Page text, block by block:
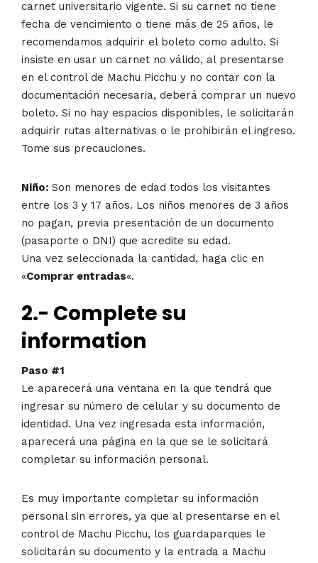
carnet universitario vigente. Si su carnet no tiene
fecha de vencimiento o tiene más de 25 años, le
recomendamos adquirir el boleto como adulto. Si
insiste en usar un carnet no válido, al presentarse
en el control de Machu Picchu y no contar con la
documentación necesaria, deberá comprar un nuevo
boleto. Si no hay espacios disponibles, le solicitarán
adquirir rutas alternativas o le prohibirán el ingreso.
Tome sus precauciones.
Niño: Son menores de edad todos los visitantes
entre los 3 y 17 años. Los niños menores de 3 años
no pagan, previa presentación de un documento
(pasaporte o DNI) que acredite su edad.
Una vez seleccionada la cantidad, haga clic en
«Comprar entradas«.
2.- Complete su
information
Paso #1
Le aparecerá una ventana en la que tendrá que
ingresar su número de celular y su documento de
identidad. Una vez ingresada esta información,
aparecerá una página en la que se le solicitará
completar su información personal.
Es muy importante completar su información
personal sin errores, ya que al presentarse en el
control de Machu Picchu, los guardaparques le
solicitarán su documento y la entrada a Machu